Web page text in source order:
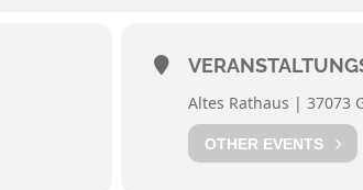
Altes Rathaus | 37073
OTHER EVENTS